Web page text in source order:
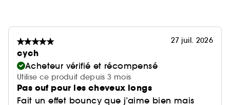
27 juil. 2026
cych
Acheteur vérifié et récompensé
Utilise ce produit depuis 3 mois
Pas ouf pour les cheveux longs
Fait un effet bouncy que j’aime bien mais